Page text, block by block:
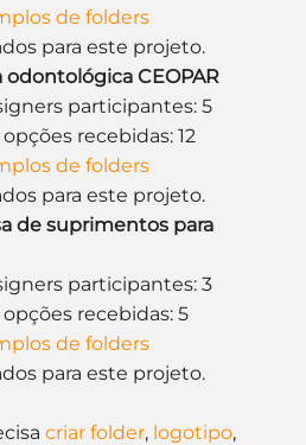
de folders
para este projeto.
odontológica CEOPAR
participantes: 5
recebidas: 12
de folders
para este projeto.
de suprimentos para
participantes: 3
recebidas: 5
de folders
para este projeto.
criar folder, logotipo,